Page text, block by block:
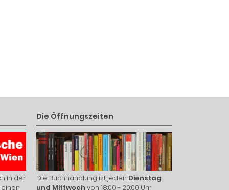
in der
Die Öffnungszeiten
Die Buchhandlung ist jeden Dienstag
und Mittwoch von 18:00 - 20:00 Uhr